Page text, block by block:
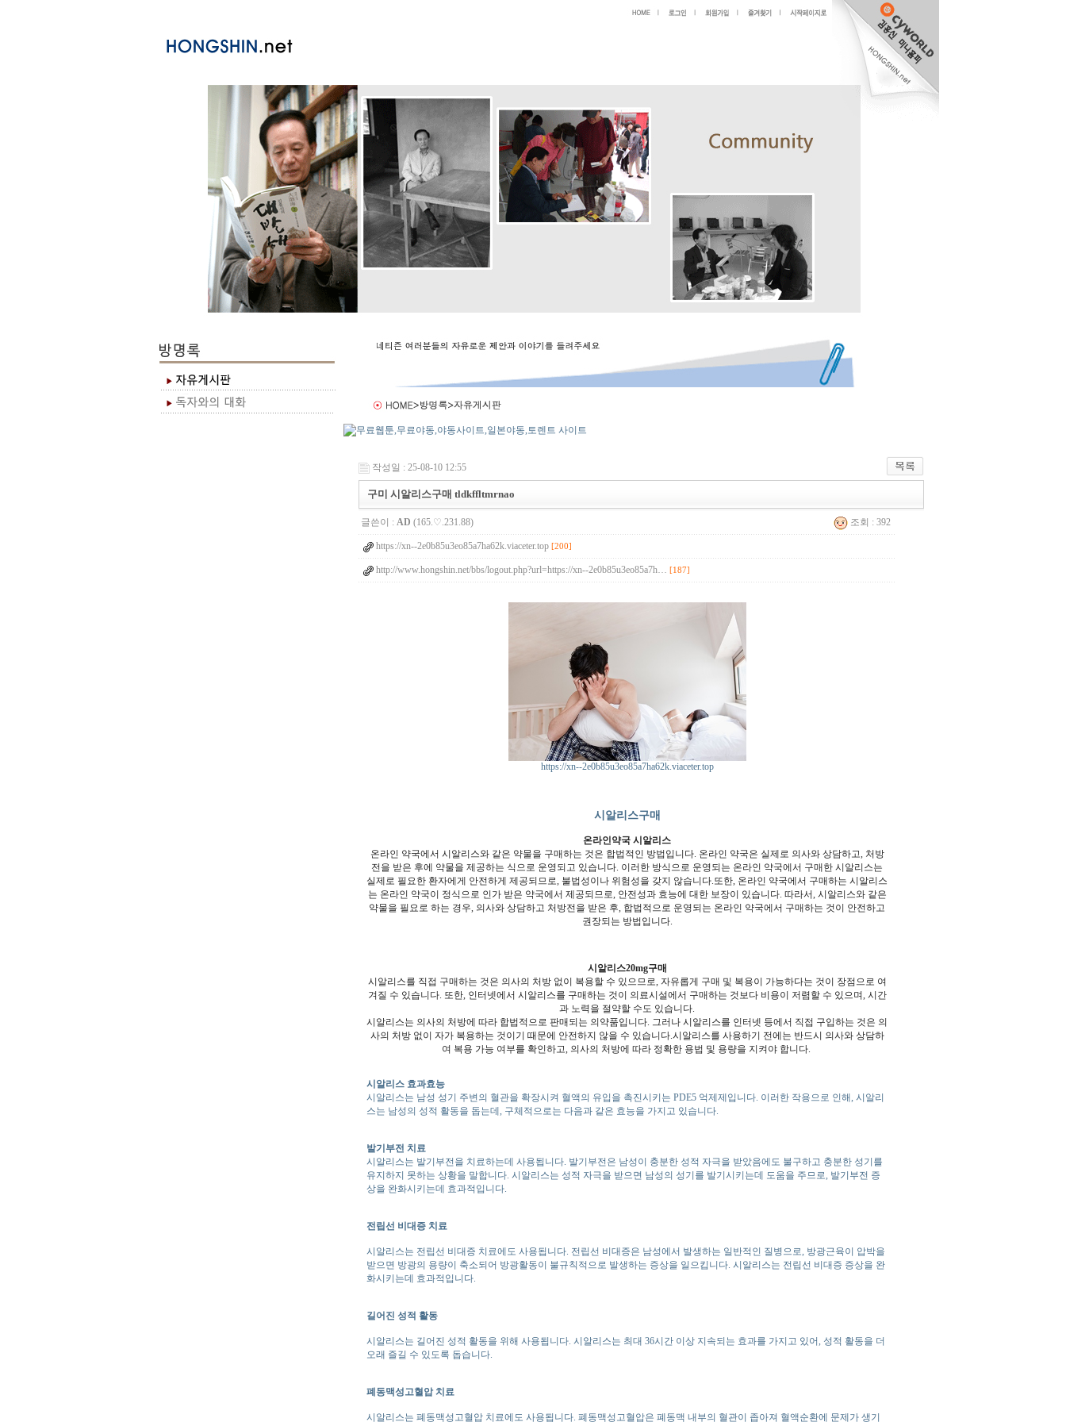
작성일 : 25-08-10 12:55
구미 시알리스구매 tldkffltmrnao
글쓴이 : AD (165.♡.231.88) 조회 : 392
https://xn--2e0b85u3eo85a7ha62k.viaceter.top [200]
http://www.hongshin.net/bbs/logout.php?url=https://xn--2e0b85u3eo85a7h… [187]
https://xn--2e0b85u3eo85a7ha62k.viaceter.top
시알리스구매
온라인약국 시알리스
온라인 약국에서 시알리스와 같은 약물을 구매하는 것은 합법적인 방법입니다. 온라인 약국은 실제로 의사와 상담하고, 처방
전을 받은 후에 약물을 제공하는 식으로 운영되고 있습니다. 이러한 방식으로 운영되는 온라인 약국에서 구매한 시알리스는
실제로 필요한 환자에게 안전하게 제공되므로, 불법성이나 위험성을 갖지 않습니다.또한, 온라인 약국에서 구매하는 시알리스
는 온라인 약국이 정식으로 인가 받은 약국에서 제공되므로, 안전성과 효능에 대한 보장이 있습니다. 따라서, 시알리스와 같은
약물을 필요로 하는 경우, 의사와 상담하고 처방전을 받은 후, 합법적으로 운영되는 온라인 약국에서 구매하는 것이 안전하고
권장되는 방법입니다.
시알리스20mg구매
시알리스를 직접 구매하는 것은 의사의 처방 없이 복용할 수 있으므로, 자유롭게 구매 및 복용이 가능하다는 것이 장점으로 여
겨질 수 있습니다. 또한, 인터넷에서 시알리스를 구매하는 것이 의료시설에서 구매하는 것보다 비용이 저렴할 수 있으며, 시간
과 노력을 절약할 수도 있습니다.
시알리스는 의사의 처방에 따라 합법적으로 판매되는 의약품입니다. 그러나 시알리스를 인터넷 등에서 직접 구입하는 것은 의
사의 처방 없이 자가 복용하는 것이기 때문에 안전하지 않을 수 있습니다.시알리스를 사용하기 전에는 반드시 의사와 상담하
여 복용 가능 여부를 확인하고, 의사의 처방에 따라 정확한 용법 및 용량을 지켜야 합니다.
시알리스 효과효능
시알리스는 남성 성기 주변의 혈관을 확장시켜 혈액의 유입을 촉진시키는 PDE5 억제제입니다. 이러한 작용으로 인해, 시알리
스는 남성의 성적 활동을 돕는데, 구체적으로는 다음과 같은 효능을 가지고 있습니다.
발기부전 치료
시알리스는 발기부전을 치료하는데 사용됩니다. 발기부전은 남성이 충분한 성적 자극을 받았음에도 불구하고 충분한 성기를
유지하지 못하는 상황을 말합니다. 시알리스는 성적 자극을 받으면 남성의 성기를 발기시키는데 도움을 주므로, 발기부전 증
상을 완화시키는데 효과적입니다.
전립선 비대증 치료
시알리스는 전립선 비대증 치료에도 사용됩니다. 전립선 비대증은 남성에서 발생하는 일반적인 질병으로, 방광근육이 압박을
받으면 방광의 용량이 축소되어 방광활동이 불규칙적으로 발생하는 증상을 일으킵니다. 시알리스는 전립선 비대증 증상을 완
화시키는데 효과적입니다.
길어진 성적 활동
시알리스는 길어진 성적 활동을 위해 사용됩니다. 시알리스는 최대 36시간 이상 지속되는 효과를 가지고 있어, 성적 활동을 더
오래 즐길 수 있도록 돕습니다.
폐동맥성고혈압 치료
시알리스는 폐동맥성고혈압 치료에도 사용됩니다. 폐동맥성고혈압은 폐동맥 내부의 혈관이 좁아져 혈액순환에 문제가 생기